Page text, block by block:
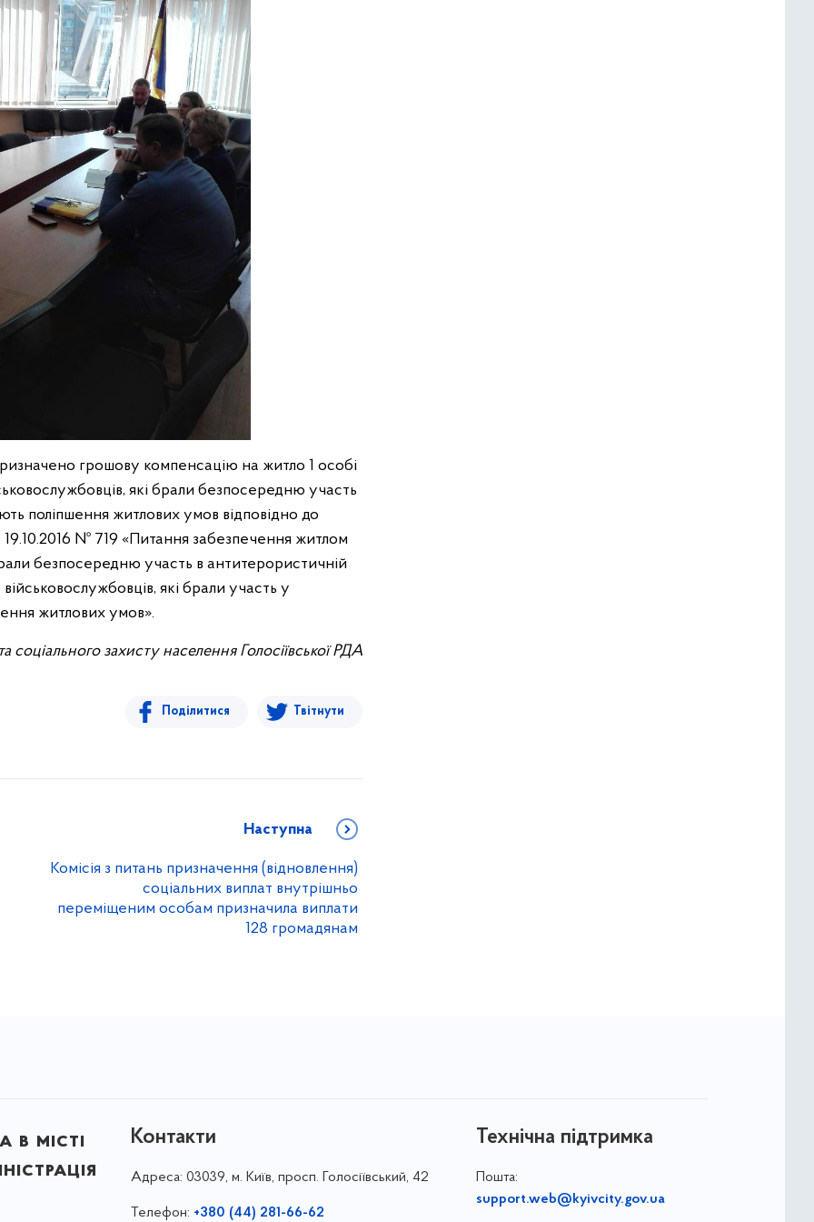
грошову компенсацію на житло 1 особі
які брали безпосередню участь
поліпшення житлових умов відповідно до
19.10.2016 № 719 «Питання забезпечення житлом
безпосередню участь в антитерористичній
військовослужбовців, які брали участь у
житлових умов».
соціального захисту населення Голосіївської РДА
Поділитися Твітнути
Наступна
Комісія з питань призначення (відновлення)
соціальних виплат внутрішньо
переміщеним особам призначила виплати
128 громадянам
в місті
Контакти
Адреса: 03039, м. Київ, просп. Голосіївський, 42
Телефон: +380 (44) 281-66-62
Технічна підтримка
Пошта:
support.web@kyivcity.gov.ua